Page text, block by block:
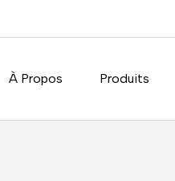
À Propos Produits